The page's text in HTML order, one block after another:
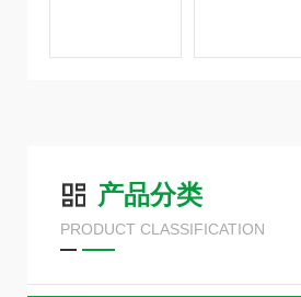
产品分类
PRODUCT CLASSIFICATION